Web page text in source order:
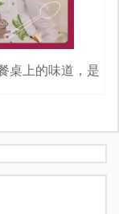
桌上的味道，是